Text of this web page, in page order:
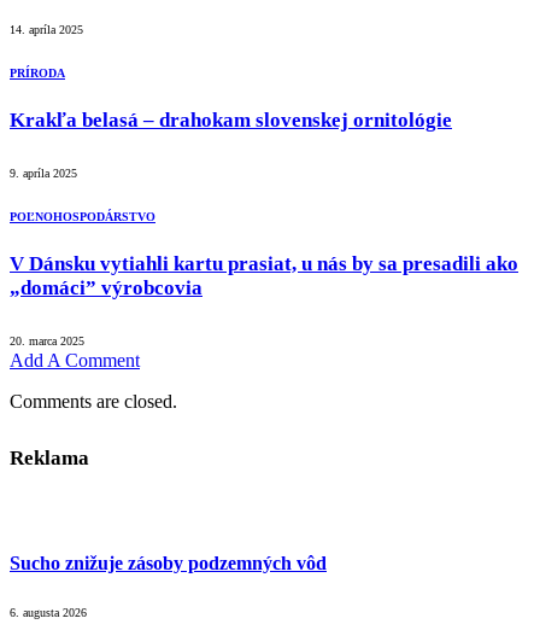
14. apríla 2025
PRÍRODA
Krakľa belasá – drahokam slovenskej ornitológie
9. apríla 2025
POĽNOHOSPODÁRSTVO
V Dánsku vytiahli kartu prasiat, u nás by sa presadili ako
„domáci” výrobcovia
20. marca 2025
Add A Comment
Comments are closed.
Reklama
Sucho znižuje zásoby podzemných vôd
6. augusta 2026